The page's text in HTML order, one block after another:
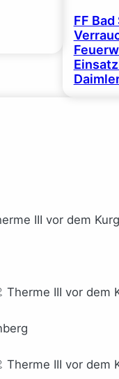
FF
III vor dem
Therme III vor dem
Therme III vor dem